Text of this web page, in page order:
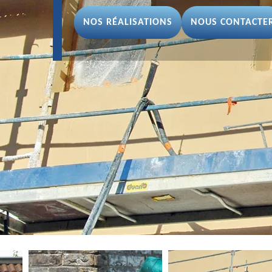
NOS RÉALISATIONS NOUS